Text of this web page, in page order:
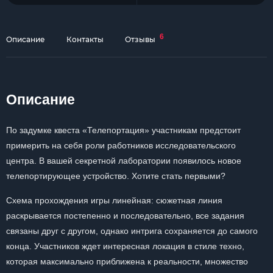
Описание Контакты Отзывы 6
Описание
По задумке квеста «Телепортация» участникам предстоит
примерить на себя роли работников исследовательского
центра. В вашей секретной лаборатории появилось новое
телепортирующее устройство. Хотите стать первыми?
Схема прохождения игры линейная: сюжетная линия
раскрывается постепенно и последовательно, все задания
связаны друг с другом, однако интрига сохраняется до самого
конца. Участников ждет интересная локация в стиле техно,
которая максимально приближена к реальности, множество